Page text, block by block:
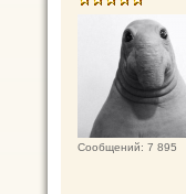
Сообщений: 7 895